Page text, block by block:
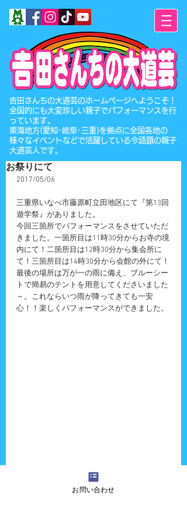
​吉田さんちの大道芸のホームページへようこそ！
全国的にも大変珍しい親子でパフォーマンスを行
っています。
東海地方(愛知･岐阜･三重)を拠点に全国各地の
様々なイベントなどで活躍している今話題の親子
大道芸人です。
お祭りにて
2017/05/06
三重県いなべ市藤原町立田地区にて『第13回
遊学祭』がありました。
今回三箇所でパフォーマンスをさせていただ
きました。一箇所目は11時30分からお寺の境
内にて！二箇所目は12時30分から集会所に
て！三箇所目は14時30分から会館の外にて！
最後の場所は万が一の雨に備え、ブルーシー
トで簡易のテントを用意してくださいました
～。これならいつ雨が降ってきても一安
心！！楽しくパフォーマンスができました。
『吉田さんちの大道芸』へのご質問・ご意
お問い合わせ